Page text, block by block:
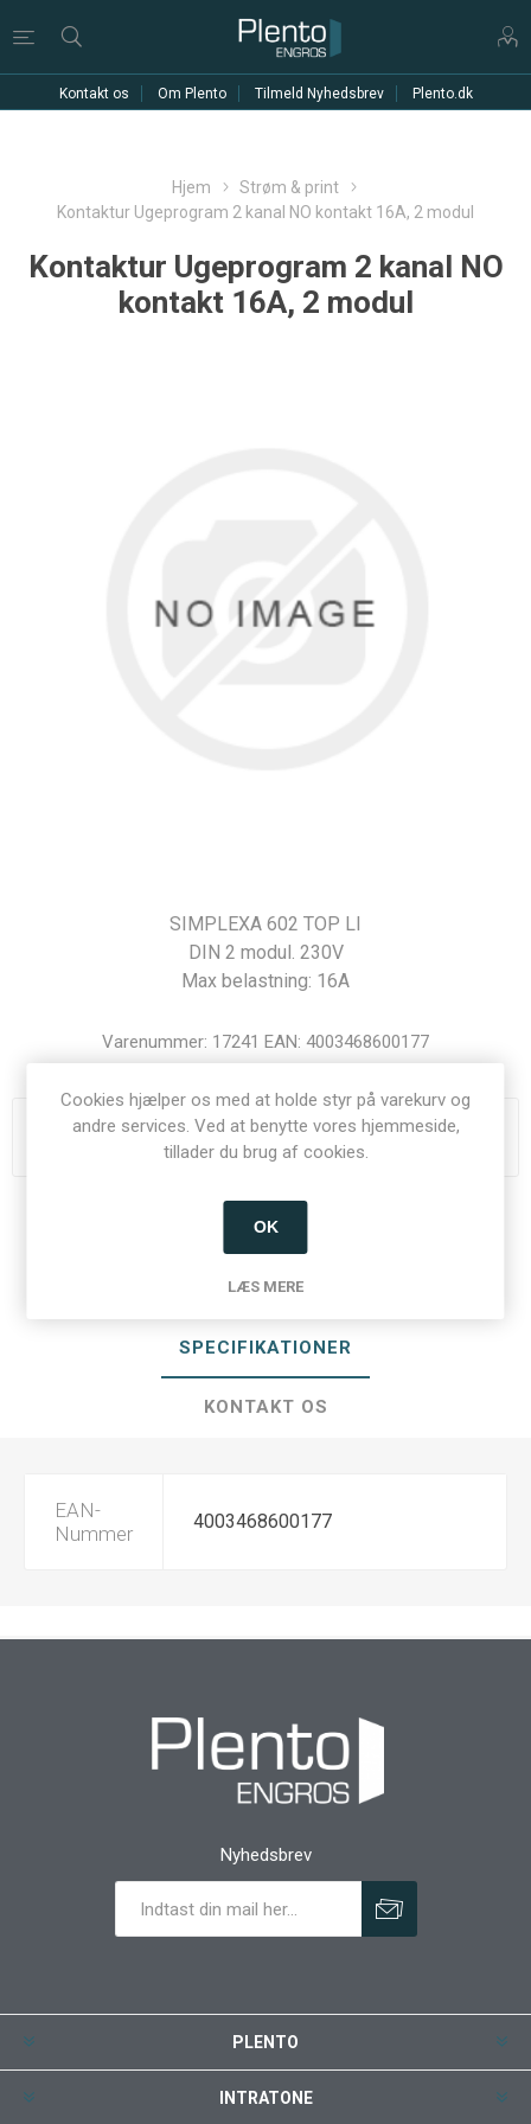
Kontakt os Om Plento Tilmeld Nyhedsbrev Plento.dk
Hjem
Strøm & print
Kontaktur Ugeprogram 2 kanal NO kontakt 16A, 2 modul
Kontaktur Ugeprogram 2 kanal NO
kontakt 16A, 2 modul
SIMPLEXA 602 TOP LI
DIN 2 modul. 230V
Max belastning: 16A
Varenummer: 17241 EAN: 4003468600177
Du skal være logget ind for at se priser
Del:
SPECIFIKATIONER
KONTAKT OS
EAN-
Nummer
4003468600177
Nyhedsbrev
PLENTO
INTRATONE
Cookies hjælper os med at holde styr på varekurv og
andre services. Ved at benytte vores hjemmeside,
tillader du brug af cookies.
OK
LÆS MERE